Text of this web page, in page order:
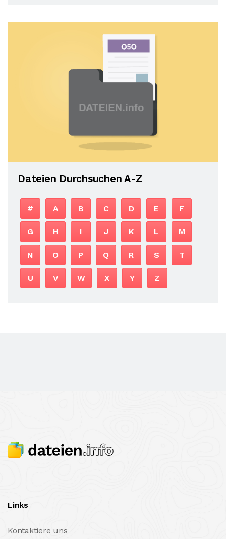
Dateien Durchsuchen A-Z
# A B C D E F
G H I J K L M
N O P Q R S T
U V W X Y Z
Links
Kontaktiere uns